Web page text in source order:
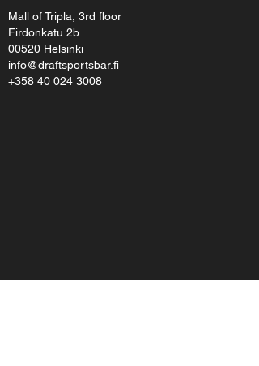
Mall of Tripla, 3rd floor
Firdonkatu 2b
00520 Helsinki
info@draftsportsbar.fi
+358 40 024 3008